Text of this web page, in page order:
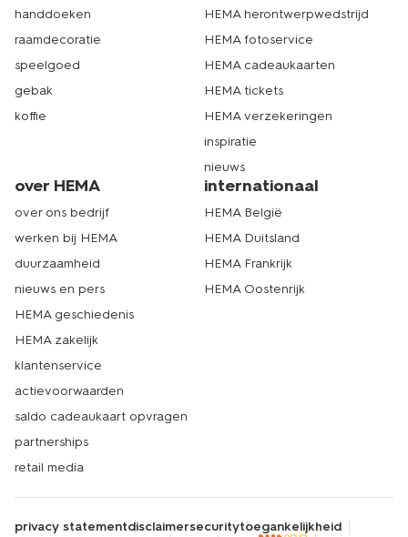
handdoeken
raamdecoratie
speelgoed
gebak
koffie
HEMA herontwerpwedstrijd
HEMA fotoservice
HEMA cadeaukaarten
HEMA tickets
HEMA verzekeringen
inspiratie
nieuws
over HEMA
over ons bedrijf
werken bij HEMA
duurzaamheid
nieuws en pers
HEMA geschiedenis
HEMA zakelijk
klantenservice
actievoorwaarden
saldo cadeaukaart opvragen
partnerships
retail media
internationaal
HEMA België
HEMA Duitsland
HEMA Frankrijk
HEMA Oostenrijk
privacy statementdisclaimersecuritytoegankelijkheid